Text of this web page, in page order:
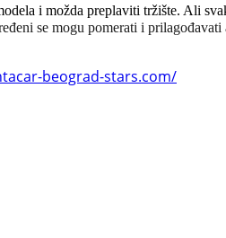
i možda preplaviti tržište. Ali
se mogu pomerati i
beograd-stars.com/